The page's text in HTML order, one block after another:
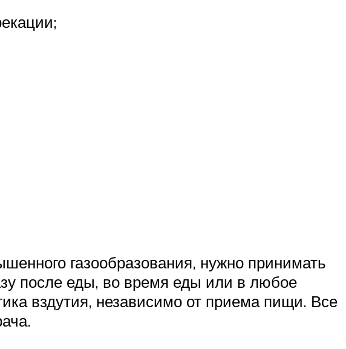
газообразования, нужно принимать
после еды, во время еды или в любое
вздутия, независимо от приема пищи. Все